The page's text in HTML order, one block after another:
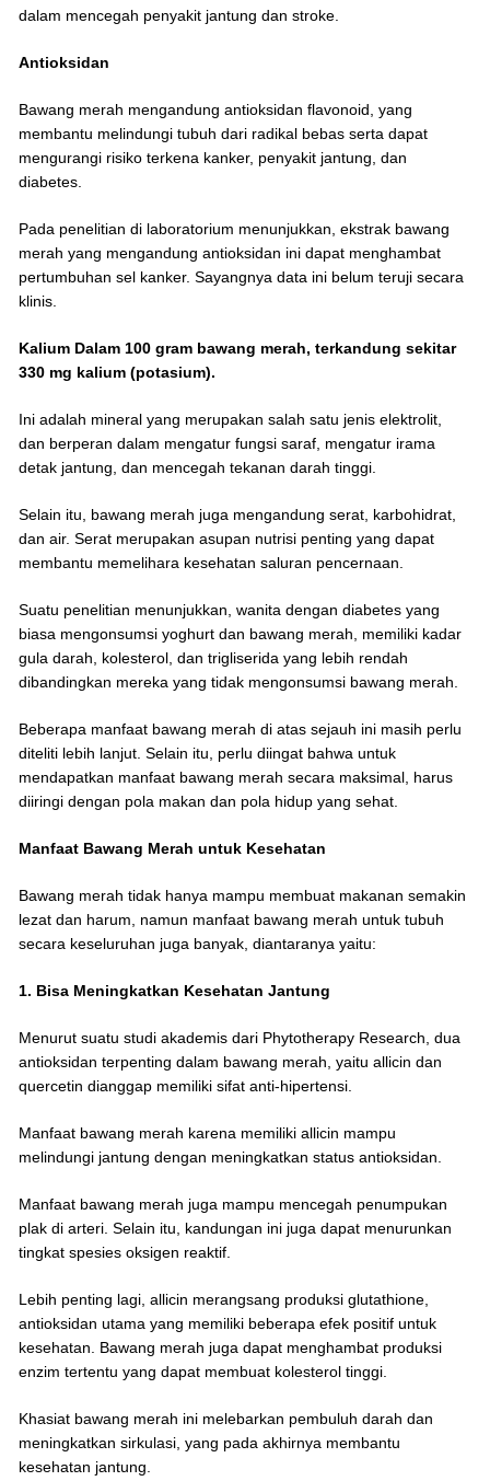
dalam mencegah penyakit jantung dan stroke.
Antioksidan
Bawang merah mengandung antioksidan flavonoid, yang
membantu melindungi tubuh dari radikal bebas serta dapat
mengurangi risiko terkena kanker, penyakit jantung, dan
diabetes.
Pada penelitian di laboratorium menunjukkan, ekstrak bawang
merah yang mengandung antioksidan ini dapat menghambat
pertumbuhan sel kanker. Sayangnya data ini belum teruji secara
klinis.
Kalium Dalam 100 gram bawang merah, terkandung sekitar
330 mg kalium (potasium).
Ini adalah mineral yang merupakan salah satu jenis elektrolit,
dan berperan dalam mengatur fungsi saraf, mengatur irama
detak jantung, dan mencegah tekanan darah tinggi.
Selain itu, bawang merah juga mengandung serat, karbohidrat,
dan air. Serat merupakan asupan nutrisi penting yang dapat
membantu memelihara kesehatan saluran pencernaan.
Suatu penelitian menunjukkan, wanita dengan diabetes yang
biasa mengonsumsi yoghurt dan bawang merah, memiliki kadar
gula darah, kolesterol, dan trigliserida yang lebih rendah
dibandingkan mereka yang tidak mengonsumsi bawang merah.
Beberapa manfaat bawang merah di atas sejauh ini masih perlu
diteliti lebih lanjut. Selain itu, perlu diingat bahwa untuk
mendapatkan manfaat bawang merah secara maksimal, harus
diiringi dengan pola makan dan pola hidup yang sehat.
Manfaat Bawang Merah untuk Kesehatan
Bawang merah tidak hanya mampu membuat makanan semakin
lezat dan harum, namun manfaat bawang merah untuk tubuh
secara keseluruhan juga banyak, diantaranya yaitu:
1. Bisa Meningkatkan Kesehatan Jantung
Menurut suatu studi akademis dari Phytotherapy Research, dua
antioksidan terpenting dalam bawang merah, yaitu allicin dan
quercetin dianggap memiliki sifat anti-hipertensi.
Manfaat bawang merah karena memiliki allicin mampu
melindungi jantung dengan meningkatkan status antioksidan.
Manfaat bawang merah juga mampu mencegah penumpukan
plak di arteri. Selain itu, kandungan ini juga dapat menurunkan
tingkat spesies oksigen reaktif.
Lebih penting lagi, allicin merangsang produksi glutathione,
antioksidan utama yang memiliki beberapa efek positif untuk
kesehatan. Bawang merah juga dapat menghambat produksi
enzim tertentu yang dapat membuat kolesterol tinggi.
Khasiat bawang merah ini melebarkan pembuluh darah dan
meningkatkan sirkulasi, yang pada akhirnya membantu
kesehatan jantung.